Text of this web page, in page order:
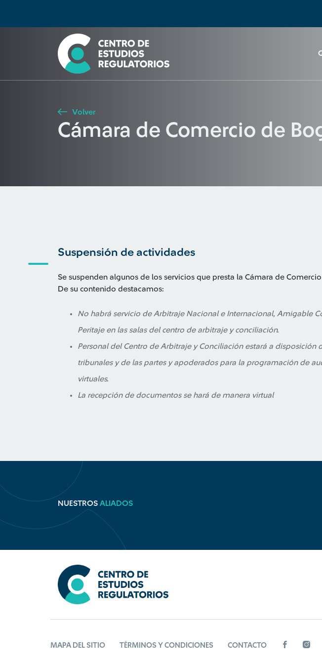
Seleccione país
Buscar
Volver
Cámara de Comercio de
Suspensión de actividades
Se suspenden algunos de los servicios que presta la Cámara de
De su contenido destacamos:
No habrá servicio de Arbitraje Nacional e Internacional, Amigable
Peritaje en las salas del centro de arbitraje y conciliación.
Personal del Centro de Arbitraje y Conciliación estará a disposición
tribunales y de las partes y apoderados para la programación de
virtuales.
La recepción de documentos se hará de manera virtual
NUESTROS ALIADOS
MAPA DEL SITIO TÉRMINOS Y CONDICIONES CONTACTO